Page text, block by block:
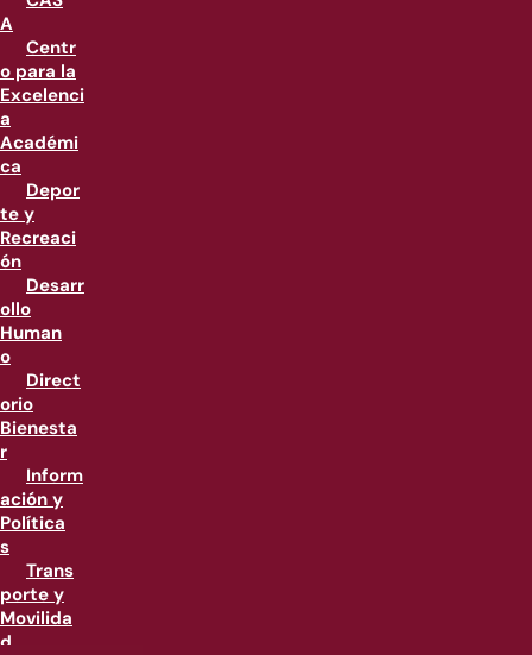
A
Centr
o para la
Excelenci
a
Académi
ca
Depor
te y
Recreaci
ón
Desarr
ollo
Human
o
Direct
orio
Bienesta
r
Inform
ación y
Política
s
Trans
porte y
Movilida
d